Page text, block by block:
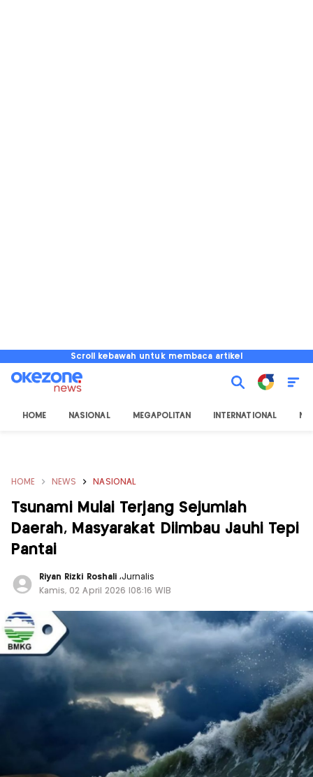
Scroll kebawah untuk membaca artikel
HOME NASIONAL MEGAPOLITAN INTERNATIONAL
HOME NEWS NASIONAL
Tsunami Mulai Terjang Sejumlah
Daerah, Masyarakat Diimbau Jauhi Tepi
Pantai
Riyan Rizki Roshali ,Jurnalis
Kamis, 02 April 2026 |08:16 WIB